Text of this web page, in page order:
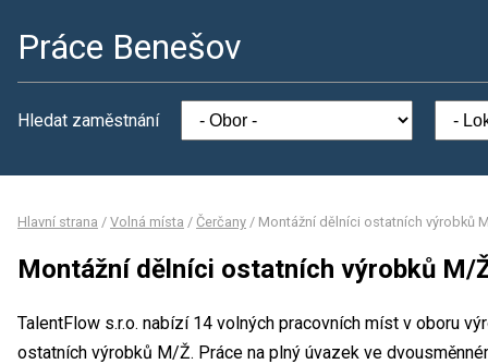
Práce Benešov
Hledat zaměstnání
Hlavní strana / Volná místa / Čerčany / Montážní dělníci ostatních výrobků
Montážní dělníci ostatních výrobků M/
TalentFlow s.r.o. nabízí 14 volných pracovních míst v oboru
ostatních výrobků M/Ž. Práce na plný úvazek ve